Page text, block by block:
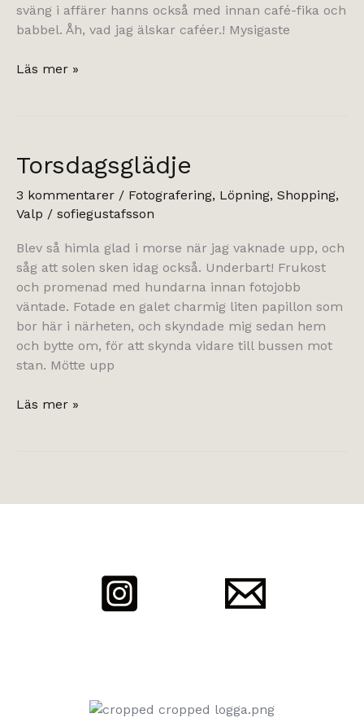
sväng i affärer hanns också med innan café-fika och
babbel. Åh, vad jag älskar caféer.! Mysigaste
Söndagkväll
Läs mer »
Torsdagsglädje
3 kommentarer / Fotografering, Löpning, Shopping,
Valp / sofiegustafsson
Blev så himla glad i morse när jag vaknade upp, och
såg att solen sken idag också. Underbart! Frukost
och promenad med hundarna innan fotojobb
väntade. Fotade en galet charmig liten papillon som
bor här i närheten, och skyndade mig sedan hem
och bytte om, för att skynda vidare till bussen mot
stan. Mötte upp
Torsdagsglädje
Läs mer »